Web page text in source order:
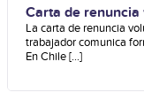
Carta de renuncia
redacta?
La carta de renuncia
trabajador comunica
En Chile [...]